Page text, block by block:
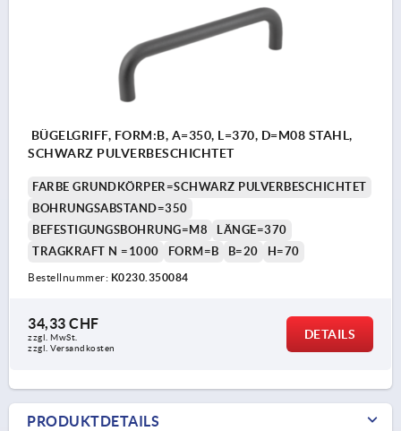
BÜGELGRIFF, FORM:B, A=350, L=370, D=M08 STAHL,
SCHWARZ PULVERBESCHICHTET
FARBE GRUNDKÖRPER=SCHWARZ PULVERBESCHICHTET
BOHRUNGSABSTAND=350
BEFESTIGUNGSBOHRUNG=M8
LÄNGE=370
TRAGKRAFT N =1000
FORM=B B=20 H=70
Bestellnummer: K0230.350084
34,33 CHF
zzgl. MwSt.
zzgl. Versandkosten
DETAILS
PRODUKTDETAILS